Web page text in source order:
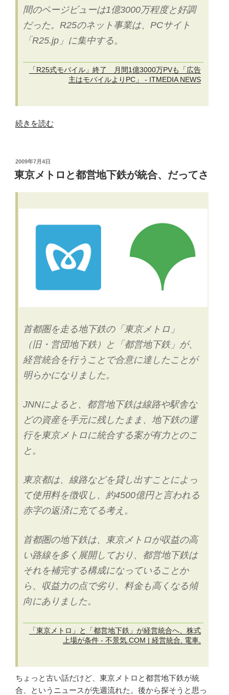
間のページビューは1億3000万程度と好調
だった。R25のネット事業は、PCサイト
「R25.jp」に集中する。
「R25式モバイル」終了 月間1億3000万PVも「広告
主はモバイルよりPC」 - ITMEDIA NEWS
“フ
ペ
ー
は
バ
了”
続きを読む
投
稿
日:
2009年7月4日
東京メトロと都営地下鉄が統合、だってさ
首都圏を走る地下鉄の「東京メトロ」
（旧・営団地下鉄）と「都営地下鉄」が、
経営統合を行うことで合意に達したことが
明らかになりました。
JNNによると、都営地下鉄は線路や駅舎な
どの資産を手元に残したまま、地下鉄の運
行を東京メトロに統合する案が有力とのこ
と。
東京都は、線路などを貸し出すことによっ
て使用料を徴収し、約4500億円と言われる
赤字の返済に充てる考え。
首都圏の地下鉄は、東京メトロが収益の高
い路線を多く展開しており、都営地下鉄は
それを補完する構成になっていることか
ら、収益力の点で劣り、料金も高くなる傾
向にありました。
「東京メトロ」と「都営地下鉄」が経営統合へ、株式
上場が条件 - 不景気.COM | 経営統合, 電車,
ちょっと古い話だけど、東京メトロと都営地下鉄が統
合、というニュースが先週流れた。後から探そうと思っ